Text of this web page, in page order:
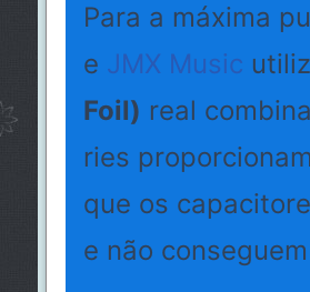
Para a máxima
e JMX Music
Foil) real
ries
que os
e não